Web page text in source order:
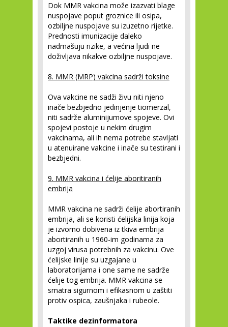
Dok MMR vakcina može izazvati blage
nuspojave poput groznice ili osipa,
ozbiljne nuspojave su izuzetno rijetke.
Prednosti imunizacije daleko
nadmašuju rizike, a većina ljudi ne
doživljava nikakve ozbiljne nuspojave.
8. MMR (MRP) vakcina sadrži toksine
Ova vakcine ne sadži živu niti njeno
inače bezbjedno jedinjenje tiomerzal,
niti sadrže aluminijumove spojeve. Ovi
spojevi postoje u nekim drugim
vakcinama, ali ih nema potrebe stavljati
u atenuirane vakcine i inače su testirani i
bezbjedni.
9. MMR vakcina i ćelije aboritiranih
embrija
MMR vakcina ne sadrži ćelije abortiranih
embrija, ali se koristi ćelijska linija koja
je izvorno dobivena iz tkiva embrija
abortiranih u 1960-im godinama za
uzgoj virusa potrebnih za vakcinu. Ove
ćelijske linije su uzgajane u
laboratorijama i one same ne sadrže
ćelije tog embrija. MMR vakcina se
smatra sigurnom i efikasnom u zaštiti
protiv ospica, zaušnjaka i rubeole.
Taktike dezinformatora